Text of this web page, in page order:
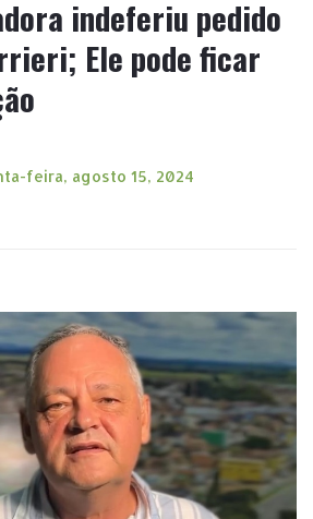
indeferiu pedido
Ele pode ficar
feira, agosto 15, 2024